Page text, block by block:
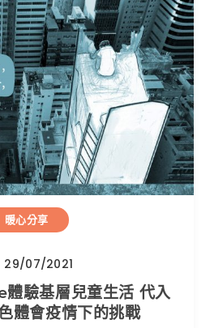
暖心分享
29/07/2021
驗基層兒童生活 代入
體會疫情下的挑戰